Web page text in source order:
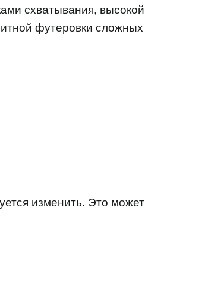
схватывания, высокой
футеровки сложных
изменить. Это может